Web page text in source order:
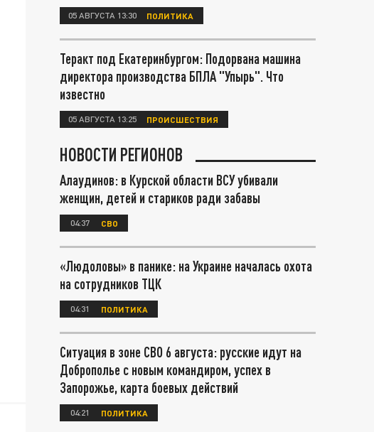
05 АВГУСТА 13:30 ПОЛИТИКА
Теракт под Екатеринбургом: Подорвана машина
директора производства БПЛА "Упырь". Что
известно
05 АВГУСТА 13:25 ПРОИСШЕСТВИЯ
НОВОСТИ РЕГИОНОВ
Алаудинов: в Курской области ВСУ убивали
женщин, детей и стариков ради забавы
04:37 СВО
«Людоловы» в панике: на Украине началась охота
на сотрудников ТЦК
04:31 ПОЛИТИКА
Ситуация в зоне СВО 6 августа: русские идут на
Доброполье с новым командиром, успех в
Запорожье, карта боевых действий
04:21 ПОЛИТИКА